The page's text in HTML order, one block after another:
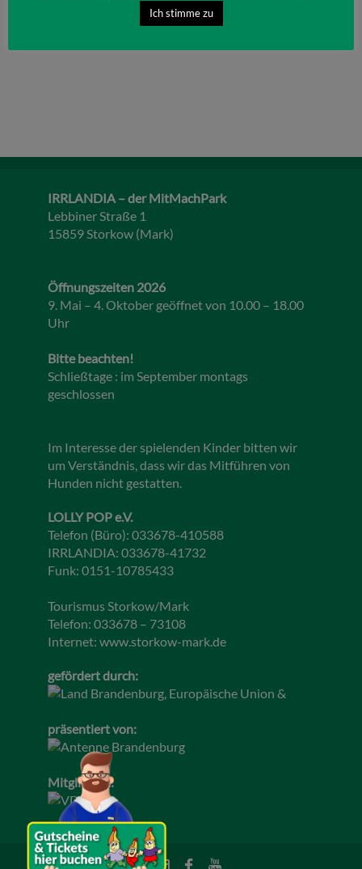
IRRLANDIA – der MitMachPark
Lebbiner Straße 1
15859 Storkow (Mark)
Öffnungszeiten 2026
9. Mai – 4. Oktober geöffnet von 10.00 – 18.00
Uhr
Bitte beachten!
Schließtage : im September montags
geschlossen
Im Interesse der spielenden Kinder bitten wir
um Verständnis, dass wir das Mitführen von
Hunden nicht gestatten.
LOLLY POP e.V.
Telefon (Büro): 033678-410588
IRRLANDIA: 033678-41732
Funk: 0151-10785433
Tourismus Storkow/Mark
Telefon: 033678 – 73108
Internet: www.storkow-mark.de
gefördert durch:
präsentiert von:
Mitglied im:
Ich stimme zu